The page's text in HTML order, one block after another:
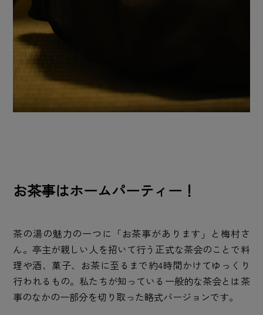
お茶事はホームパーティー！
茶の湯の魅力の一つに「お茶事があります」と梅村さ
ん。亭主が親しい人を招いて行う正式な茶会のことで料
理や酒、菓子、お茶に至るまで約4時間かけてゆっくり
行われるもの。私たちが知っている一般的な茶会とは茶
事のなかの一部分を切り取った略式バージョンです。